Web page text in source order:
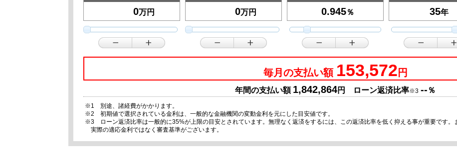
万円
万円
％
年
毎月の支払い額 153,572 円
年間の支払い額 1,842,864円 ローン返済比率※3 -- ％
※1 別途、諸経費がかかります。
※2 初期値で選択されている金利は、一般的な金融機関の変動金利を元にした目安値です。
※3 ローン返済比率は一般的に35%が上限の目安とされています。無理なく返済をするには、この返済比率を低く抑える事が重要です。
実際の適応金利ではなく審査基準がございます。